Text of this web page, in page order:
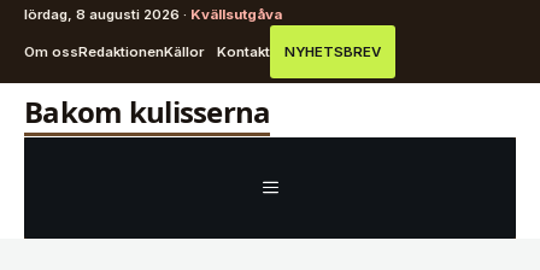
lördag, 8 augusti 2026 · Kvällsutgåva
Om ossRedaktionenKällor Kontakt NYHETSBREV
HoppaBakom kulisserna
MENY